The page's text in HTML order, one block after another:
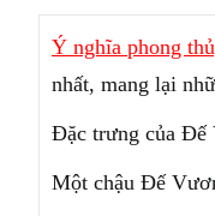
Ý nghĩa phong
nhất, mang lại
Đặc trưng của Đế
Một chậu Đế